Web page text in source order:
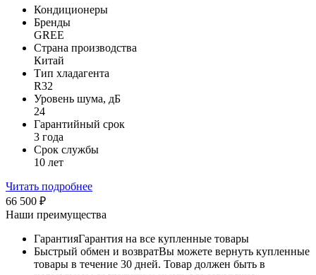
Кондиционеры
Бренды
GREE
Страна производства
Китай
Тип хладагента
R32
Уровень шума, дБ
24
Гарантийный срок
3 года
Срок службы
10 лет
Читать подробнее
66 500 ₽
Наши преимущества
ГарантияГарантия на все купленные товары
Быстрый обмен и возвратВы можете вернуть купленные
товары в течение 30 дней. Товар должен быть в